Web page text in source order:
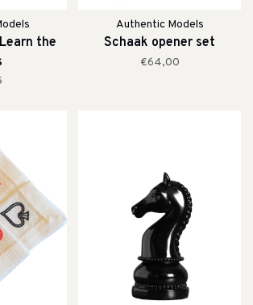
the
Authentic Models
Schaak opener set
€64,00